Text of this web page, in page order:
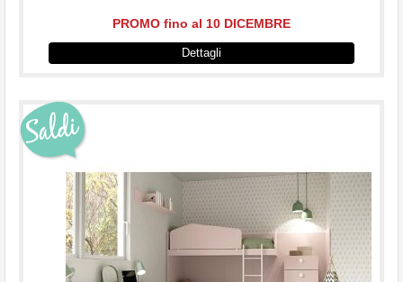
PROMO fino al 10 DICEMBRE
Dettagli